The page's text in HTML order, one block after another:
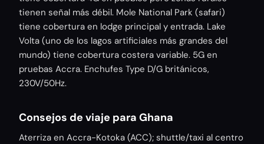
tienen señal más débil. Mole National Park (safari)
tiene cobertura en lodge principal y entrada. Lake
Volta (uno de los lagos artificiales más grandes del
mundo) tiene cobertura costera variable. 5G en
pruebas Accra. Enchufes Type D/G británicos,
230V/50Hz.
Consejos de viaje para Ghana
Aterriza en Accra-Kotoka (ACC); shuttle/taxi al centro